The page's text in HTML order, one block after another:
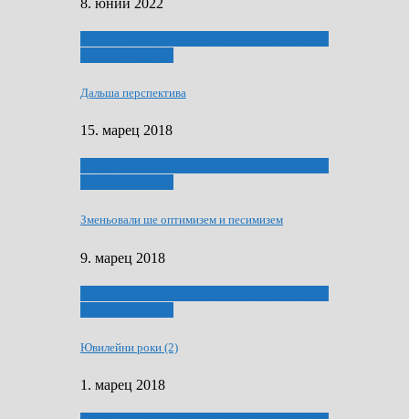
8. юний 2022
Дальша перспектива
15. марец 2018
Зменьовали ше оптимизем и песимизем
9. марец 2018
Ювилейни роки (2)
1. марец 2018